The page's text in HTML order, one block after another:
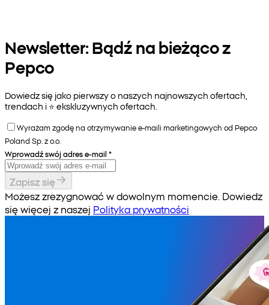
Newsletter: Bądź na bieżąco z
Pepco
Dowiedz się jako pierwszy o naszych najnowszych ofertach,
trendach i ⭐️ ekskluzywnych ofertach.
Wyrażam zgodę na otrzymywanie e-maili marketingowych od Pepco
Poland Sp. z o.o.
Wprowadź swój adres e-mail *
Zapisz się
Możesz zrezygnować w dowolnym momencie. Dowiedz
się więcej z naszej Polityka prywatności